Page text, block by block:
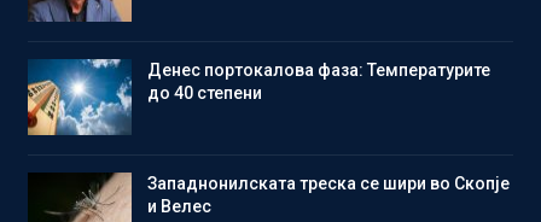
Денес портокалова фаза: Температурите
до 40 степени
Западнонилската треска се шири во Скопје
и Велес